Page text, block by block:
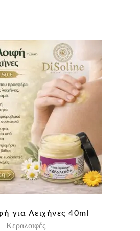
για Λειχήνες 40ml
Κεραλοιφές